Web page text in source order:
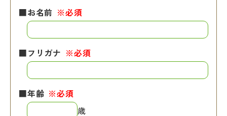
■お名前 ※必須
■フリガナ ※必須
■年齢 ※必須
歳